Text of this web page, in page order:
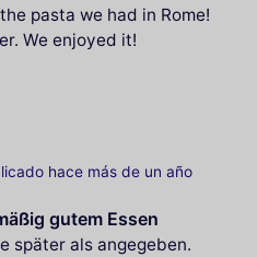
pasta we had in Rome!
We enjoyed it!
hace más de un año
gutem Essen
später als angegeben.